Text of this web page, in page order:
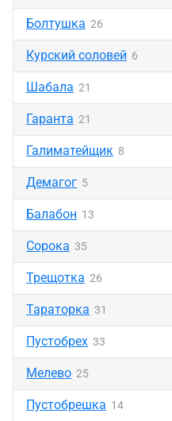
Болтушка 26
Курский соловей 6
Шабала 21
Гаранта 21
Галиматейщик 8
Демагог 5
Балабон 13
Сорока 35
Трещотка 26
Тараторка 31
Пустобрех 33
Мелево 25
Пустобрешка 14